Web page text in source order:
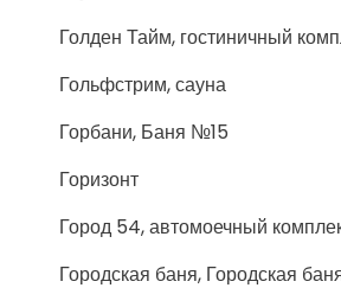
Голден Тайм, гостиничный
Гольфстрим, сауна
Горбани, Баня №15
Горизонт
Город 54, автомоечный
Городская баня, Городская